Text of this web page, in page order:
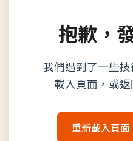
抱歉，
我們遇到了一些
載入頁面，或
重新載入頁面